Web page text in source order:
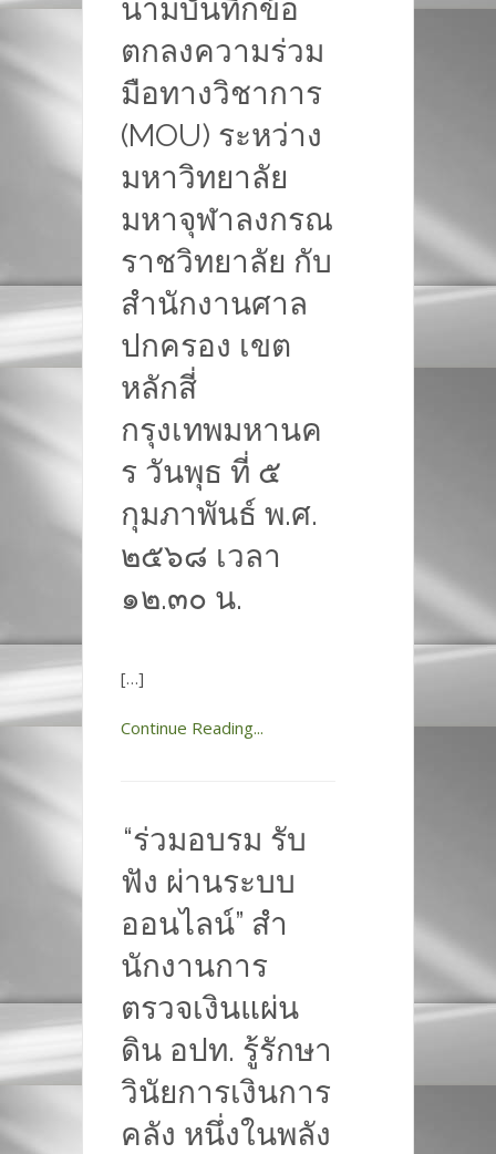
นามบันทึกข้อ
ตกลงความร่วม
มือทางวิชาการ
(MOU) ระหว่าง
มหาวิทยาลัย
มหาจุฬาลงกรณ
ราชวิทยาลัย กับ
สำนักงานศาล
ปกครอง เขต
หลักสี่
กรุงเทพมหานค
ร วันพุธ ที่ ๕
กุมภาพันธ์ พ.ศ.
๒๕๖๘ เวลา
๑๒.๓๐ น.
[…]
Continue Reading...
“ร่วมอบรม รับ
ฟัง ผ่านระบบ
ออนไลน์” สํา
นักงานการ
ตรวจเงินแผ่น
ดิน อปท. รู้รักษา
วินัยการเงินการ
คลัง หนึ่งในพลัง